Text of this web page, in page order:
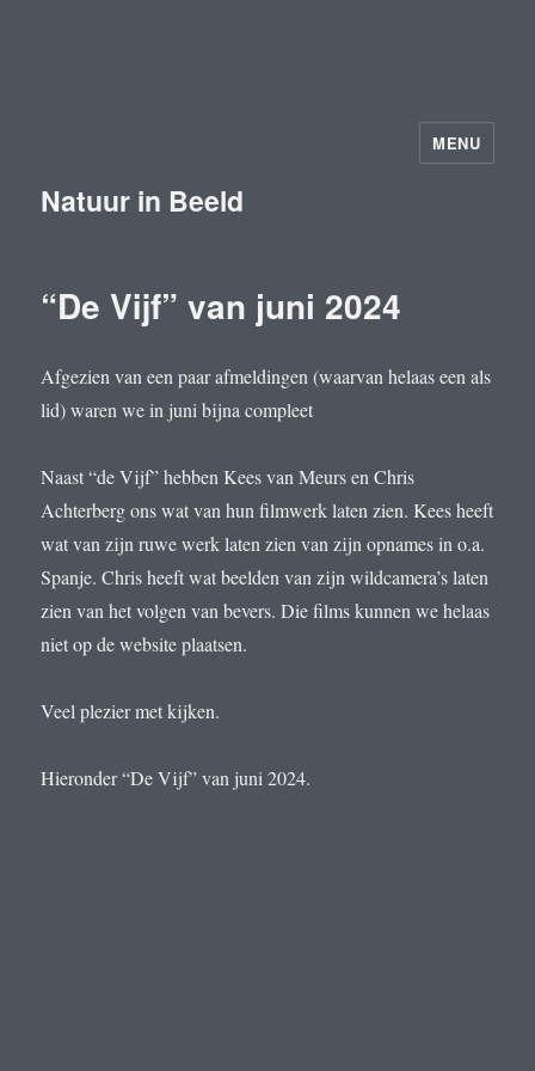
Natuur in Beeld
MENU
“De Vijf” van juni 2024
Afgezien van een paar afmeldingen (waarvan helaas een als
lid) waren we in juni bijna compleet
Naast “de Vijf” hebben Kees van Meurs en Chris
Achterberg ons wat van hun filmwerk laten zien. Kees heeft
wat van zijn ruwe werk laten zien van zijn opnames in o.a.
Spanje. Chris heeft wat beelden van zijn wildcamera’s laten
zien van het volgen van bevers. Die films kunnen we helaas
niet op de website plaatsen.
Veel plezier met kijken.
Hieronder “De Vijf” van juni 2024.